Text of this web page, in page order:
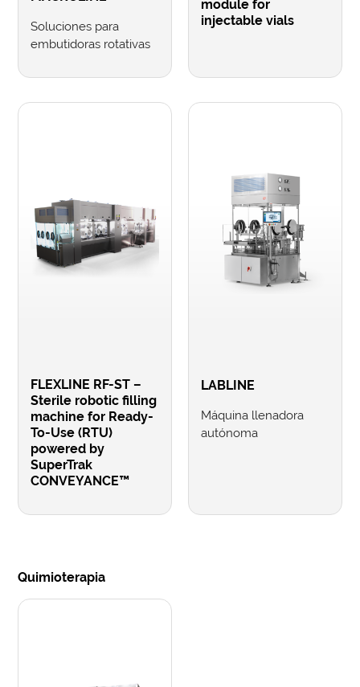
Soluciones para
embutidoras rotativas
module for
injectable vials
FLEXLINE RF-ST –
Sterile robotic filling
machine for Ready-
To-Use (RTU)
powered by
SuperTrak
CONVEYANCE™
LABLINE
Máquina llenadora
autónoma
Quimioterapia